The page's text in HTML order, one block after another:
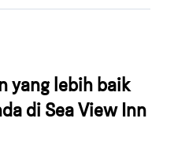
yang lebih baik
di Sea View Inn